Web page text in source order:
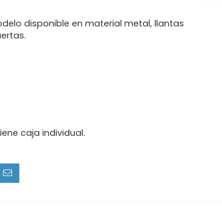
disponible en material metal, llantas
caja individual.